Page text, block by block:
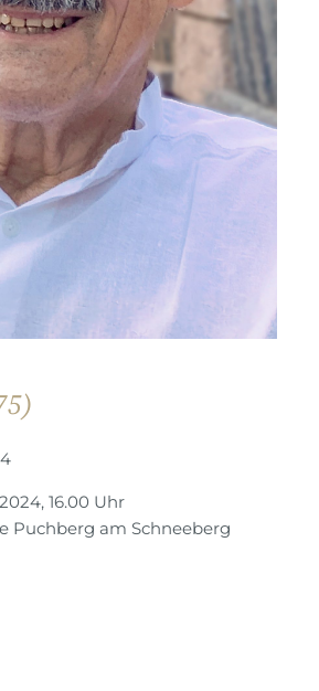
16.00 Uhr
Puchberg am Schneeberg